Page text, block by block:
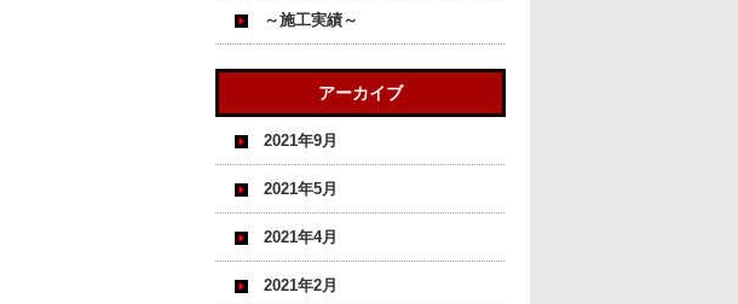
～施工実績～
アーカイブ
2021年9月
2021年5月
2021年4月
2021年2月